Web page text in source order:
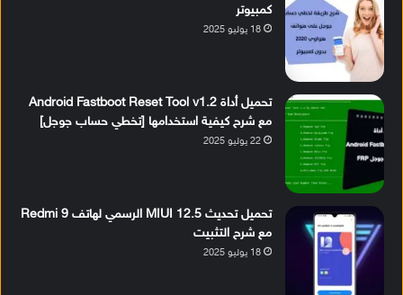
كمبيوتر
18 يوليو 2025
تحميل أداة Android Fastboot Reset Tool v1.2
مع شرح كيفية استخدامها [تخطي حساب جوجل]
22 يوليو 2025
تحميل تحديث MIUI 12.5 الرسمي لهاتف Redmi 9
مع شرح التثبيت
18 يوليو 2025